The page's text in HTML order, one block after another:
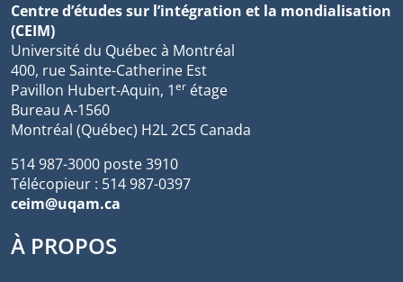
Centre d’études sur l’intégration et la mondialisation
(CEIM)
Université du Québec à Montréal
400, rue Sainte-Catherine Est
Pavillon Hubert-Aquin, 1er étage
Bureau A-1560
Montréal (Québec) H2L 2C5 Canada
514 987-3000 poste 3910
Télécopieur : 514 987-0397
ceim@uqam.ca
À PROPOS